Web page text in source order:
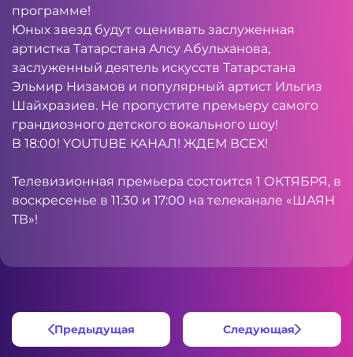
программе!
Юных звезд будут оценивать заслуженная
артистка Татарстана Алсу Абульханова,
заслуженный деятель искусств Татарстана
Эльмир Низамов и популярный артист Ильгиз
Шайхразиев. Не пропустите премьеру самого
грандиозного детского вокального шоу!
В 18:00! YOUTUBE КАНАЛ! ЖДЕМ ВСЕХ!
Телевизионная премьера состоится 1 ОКТЯБРЯ, в
воскресенье в 11:30 и 17:00 на телеканале «ШАЯН
ТВ»!
Предыдущая Следующая